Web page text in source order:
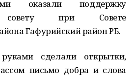
оказали поддержку
совету при Совете
Гафурийский район РБ.
сделали открытки,
письмо добра и слова